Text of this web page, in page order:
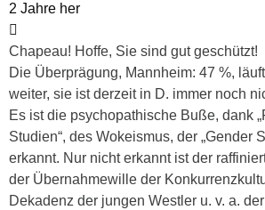
2 Jahre her
Chapeau! Hoffe, Sie sind gut geschützt!
Die Überprägung, Mannheim: 47 %,
weiter, sie ist derzeit in D. immer noch
Es ist die psychopathische Buße, dank
Studien“, des Wokeismus, der „Gender
erkannt. Nur nicht erkannt ist der
der Übernahmewille der
Dekadenz der jungen Westler u. v. a.